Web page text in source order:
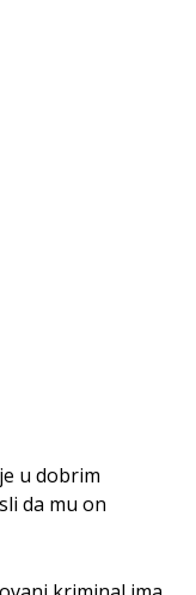
u dobrim
da mu on